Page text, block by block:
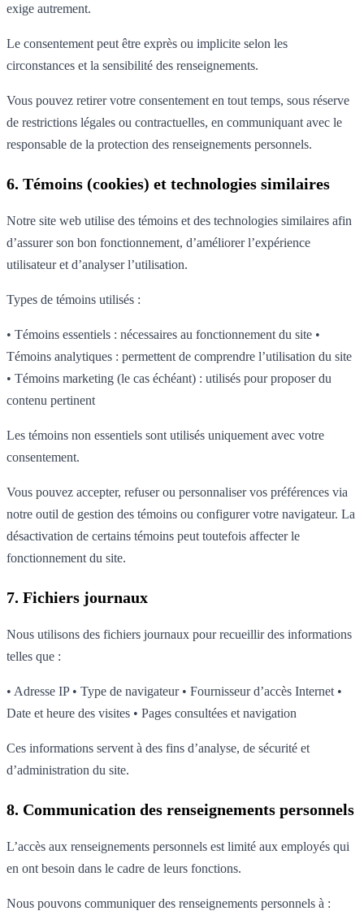
exige autrement.
Le consentement peut être exprès ou implicite selon les
circonstances et la sensibilité des renseignements.
Vous pouvez retirer votre consentement en tout temps, sous réserve
de restrictions légales ou contractuelles, en communiquant avec le
responsable de la protection des renseignements personnels.
6. Témoins (cookies) et technologies similaires
Notre site web utilise des témoins et des technologies similaires afin
d’assurer son bon fonctionnement, d’améliorer l’expérience
utilisateur et d’analyser l’utilisation.
Types de témoins utilisés :
• Témoins essentiels : nécessaires au fonctionnement du site •
Témoins analytiques : permettent de comprendre l’utilisation du site
• Témoins marketing (le cas échéant) : utilisés pour proposer du
contenu pertinent
Les témoins non essentiels sont utilisés uniquement avec votre
consentement.
Vous pouvez accepter, refuser ou personnaliser vos préférences via
notre outil de gestion des témoins ou configurer votre navigateur. La
désactivation de certains témoins peut toutefois affecter le
fonctionnement du site.
7. Fichiers journaux
Nous utilisons des fichiers journaux pour recueillir des informations
telles que :
• Adresse IP • Type de navigateur • Fournisseur d’accès Internet •
Date et heure des visites • Pages consultées et navigation
Ces informations servent à des fins d’analyse, de sécurité et
d’administration du site.
8. Communication des renseignements personnels
L’accès aux renseignements personnels est limité aux employés qui
en ont besoin dans le cadre de leurs fonctions.
Nous pouvons communiquer des renseignements personnels à :